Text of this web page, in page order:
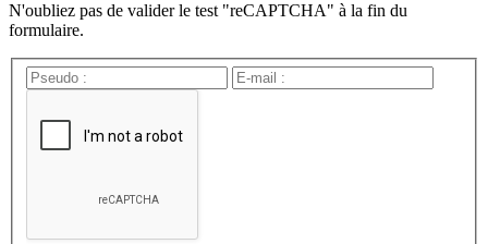
N'oubliez pas de valider le test "reCAPTCHA" à la fin du
formulaire.